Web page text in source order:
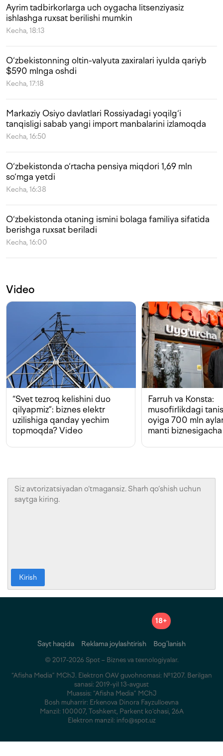
Ayrim tadbirkorlarga uch oygacha litsenziyasiz
ishlashga ruxsat berilishi mumkin
Kecha, 18:13
O‘zbekistonning oltin-valyuta zaxiralari iyulda qariyb
$590 mlnga oshdi
Kecha, 17:18
Markaziy Osiyo davlatlari Rossiyadagi yoqilg‘i
tanqisligi sabab yangi import manbalarini izlamoqda
Kecha, 16:50
O‘zbekistonda o‘rtacha pensiya miqdori 1,69 mln
so‘mga yetdi
Kecha, 16:38
O‘zbekistonda otaning ismini bolaga familiya sifatida
berishga ruxsat beriladi
Kecha, 16:00
Video
“Svet tezroq kelishini duo
qilyapmiz”: biznes elektr
uzilishiga qanday yechim
topmoqda? Video
Farruh va Konsta:
musofirlikdagi
oyiga 700 mln
manti biznesigacha
Kirish
18+
Sayt haqida Reklama joylashtirish Bog‘lanish
© 2017-2026 Spot – Biznes va texnologiyalar.
“Afisha Media” MChJ. Elektron OAV guvohnomasi: №1207. Berilgan
sanasi: 2019-yil 13-avgust
Muassis: “Afisha Media” MChJ
Bosh muharrir: Erkenova Dinora Fayzulloevna
Manzil: 100007, Toshkent, Parkent ko‘chasi, 26A
Elektron manzil: info@spot.uz